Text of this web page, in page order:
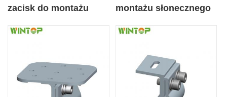
zacisk do montażu
montażu słonecznego
metalowych